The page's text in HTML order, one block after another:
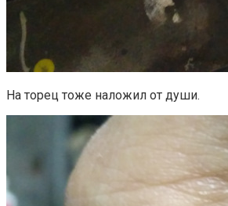
На торец тоже наложил от души.